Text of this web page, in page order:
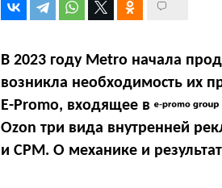
В 2023 году Metro начала
возникла необходимость их
E-Promo, входящее в
Ozon три вида внутренней
и CPM. О механике и